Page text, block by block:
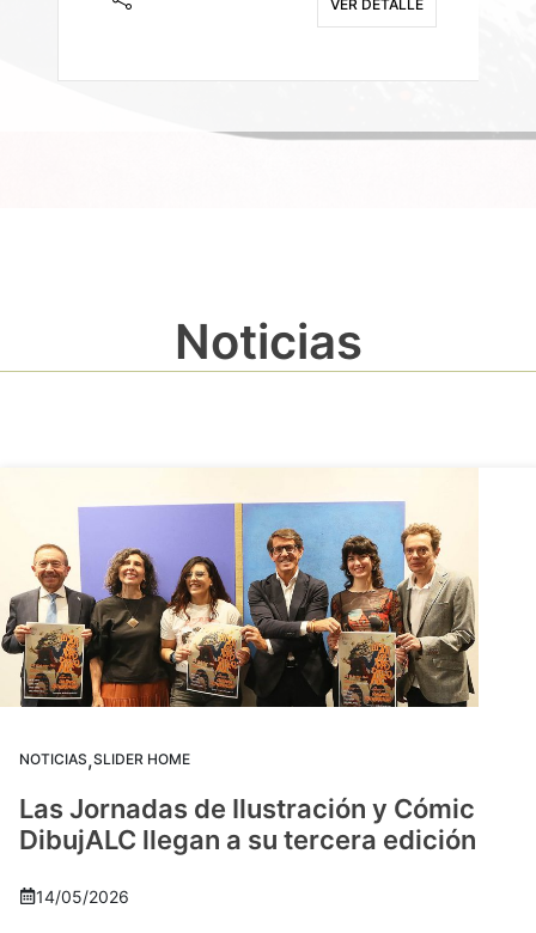
VER DETALLE
Noticias
NOTICIAS,SLIDER HOME
Las Jornadas de Ilustración y Cómic
DibujALC llegan a su tercera edición
14/05/2026